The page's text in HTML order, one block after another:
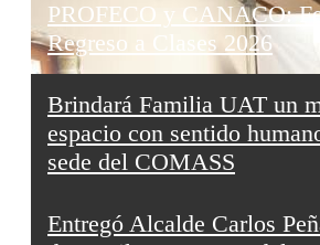
PROFECO y CANACO:
Regreso a Clases 2026
Brindará Familia UAT un
espacio con sentido
sede del COMASS
Entregó Alcalde Carlos